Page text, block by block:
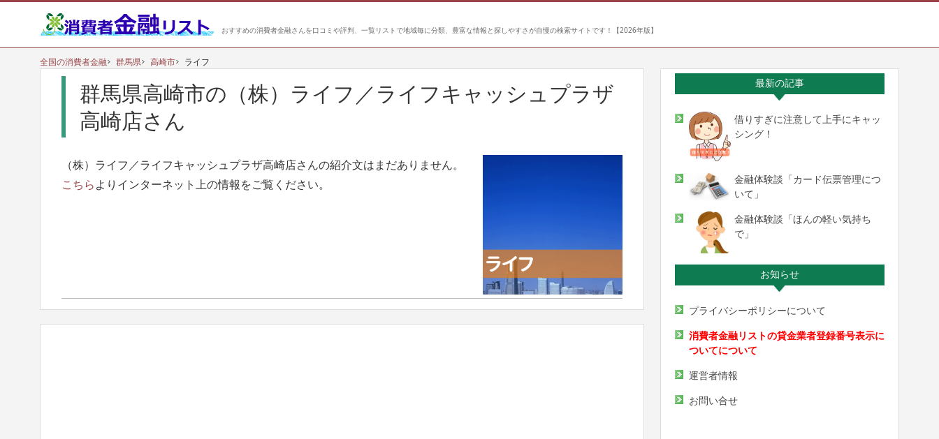
おすすめの消費者金融さんを口コミや評判、一覧リストで地域毎に分類、豊富な情報と探しやすさが自慢の検索サイトです！【2026年版】
全国の消費者金融 群馬県 高崎市 ライフ
群馬県高崎市の（株）ライフ／ライフキャッシュプラザ
高崎店さん
（株）ライフ／ライフキャッシュプラザ高崎店さんの紹介文はまだありません。
こちらよりインターネット上の情報をご覧ください。
最新の記事
借りすぎに注意して上手にキャッ
シング！
金融体験談「カード伝票管理につ
いて」
金融体験談「ほんの軽い気持ち
で」
お知らせ
プライバシーポリシーについて
消費者金融リストの貸金業者登録番号表示に
ついてについて
運営者情報
お問い合せ